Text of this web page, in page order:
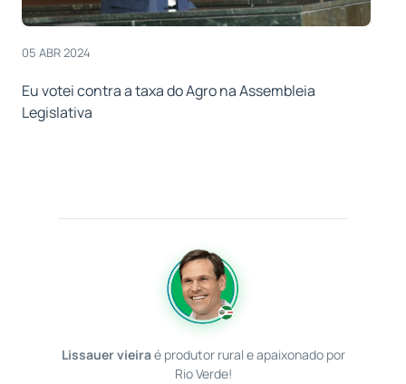
05 ABR 2024
Eu votei contra a taxa do Agro na Assembleia
Legislativa
Lissauer vieiraé produtor rural e apaixonado por
Rio Verde!